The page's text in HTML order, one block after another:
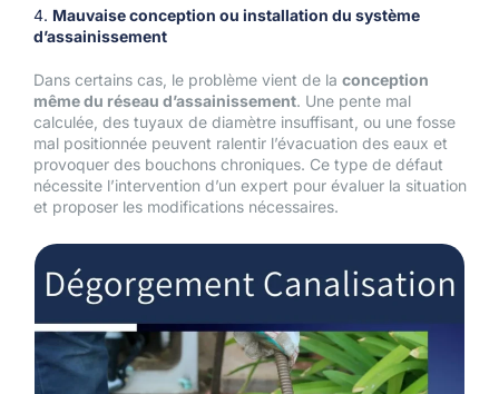
4. Mauvaise conception ou installation du système
d’assainissement
Dans certains cas, le problème vient de la conception
même du réseau d’assainissement. Une pente mal
calculée, des tuyaux de diamètre insuffisant, ou une fosse
mal positionnée peuvent ralentir l’évacuation des eaux et
provoquer des bouchons chroniques. Ce type de défaut
nécessite l’intervention d’un expert pour évaluer la situation
et proposer les modifications nécessaires.